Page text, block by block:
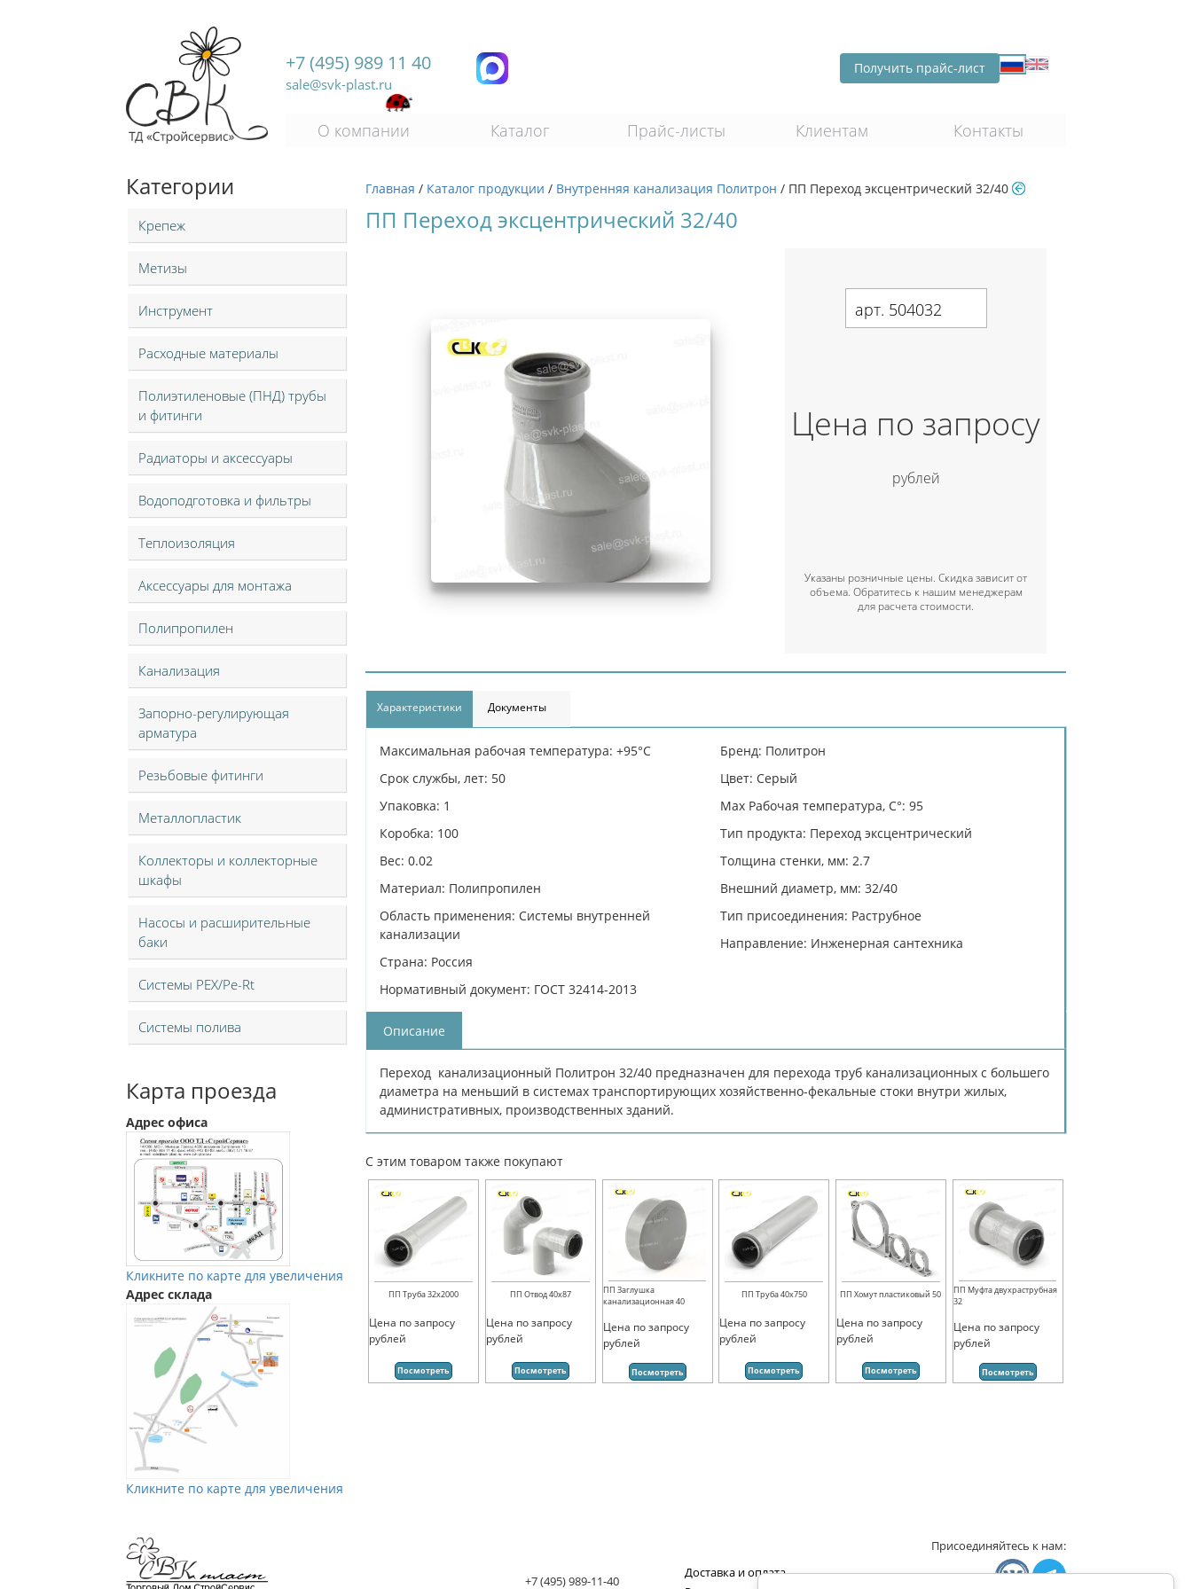
+7 (495) 989 11 40
sale@svk-plast.ru
Получить прайс-лист
О компании Каталог Прайс-листы Клиентам Контакты
Главная / Каталог продукции / Внутренняя канализация Политрон / ПП Переход эксцентрический 32/40
Категории
Крепеж
Метизы
Инструмент
Расходные материалы
Полиэтиленовые (ПНД) трубы
и фитинги
Радиаторы и аксессуары
Водоподготовка и фильтры
Теплоизоляция
Аксессуары для монтажа
Полипропилен
Канализация
Запорно-регулирующая
арматура
Резьбовые фитинги
Металлопластик
Коллекторы и коллекторные
шкафы
Насосы и расширительные
баки
Системы PEX/Pe-Rt
Системы полива
Карта проезда
Адрес офиса
Кликните по карте для увеличения
Адрес склада
Кликните по карте для увеличения
ПП Переход эксцентрический 32/40
арт. 504032
Цена по запросу
рублей
Указаны розничные цены. Скидка зависит от
объема. Обратитесь к нашим менеджерам
для расчета стоимости.
Характеристики Документы
Максимальная рабочая температура: +95°С
Срок службы, лет: 50
Упаковка: 1
Коробка: 100
Вес: 0.02
Материал: Полипропилен
Область применения: Системы внутренней
канализации
Страна: Россия
Нормативный документ: ГОСТ 32414-2013
Бренд: Политрон
Цвет: Серый
Max Рабочая температура, C°: 95
Тип продукта: Переход эксцентрический
Толщина стенки, мм: 2.7
Внешний диаметр, мм: 32/40
Тип присоединения: Раструбное
Направление: Инженерная сантехника
Описание
Переход канализационный Политрон 32/40 предназначен для перехода труб канализационных с большего
диаметра на меньший в системах транспортирующих хозяйственно-фекальные стоки внутри жилых,
административных, производственных зданий.
С этим товаром также покупают
ПП Труба 32х2000
Цена по запросу
рублей
Посмотреть
ПП Отвод 40х87
Цена по запросу
рублей
Посмотреть
ПП Заглушка
канализационная 40
Цена по запросу
рублей
Посмотреть
ПП Труба 40х750
Цена по запросу
рублей
Посмотреть
ПП Хомут пластиковый 50
Цена по запросу
рублей
Посмотреть
ПП Муфта двухраструбная
32
Цена по запросу
рублей
Посмотреть
+7 (495) 989-11-40
Доставка и оплата
Присоединяйтесь к нам:
Мы в Vkontakte
Мы в Телеграм